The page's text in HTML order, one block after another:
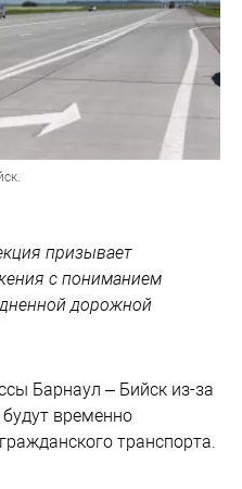
призывает
с пониманием
дорожной
Барнаул – Бийск из-за
временно
транспорта.